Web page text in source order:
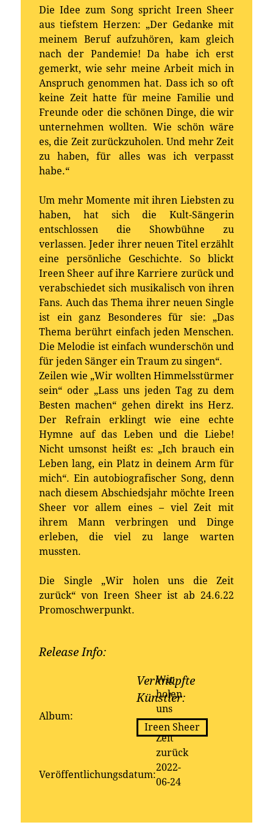
Die Idee zum Song spricht Ireen Sheer
aus tiefstem Herzen: „Der Gedanke mit
meinem Beruf aufzuhören, kam gleich
nach der Pandemie! Da habe ich erst
gemerkt, wie sehr meine Arbeit mich in
Anspruch genommen hat. Dass ich so oft
keine Zeit hatte für meine Familie und
Freunde oder die schönen Dinge, die wir
unternehmen wollten. Wie schön wäre
es, die Zeit zurückzuholen. Und mehr Zeit
zu haben, für alles was ich verpasst
habe.“
Um mehr Momente mit ihren Liebsten zu
haben, hat sich die Kult-Sängerin
entschlossen die Showbühne zu
verlassen. Jeder ihrer neuen Titel erzählt
eine persönliche Geschichte. So blickt
Ireen Sheer auf ihre Karriere zurück und
verabschiedet sich musikalisch von ihren
Fans. Auch das Thema ihrer neuen Single
ist ein ganz Besonderes für sie: „Das
Thema berührt einfach jeden Menschen.
Die Melodie ist einfach wunderschön und
für jeden Sänger ein Traum zu singen“.
Zeilen wie „Wir wollten Himmelsstürmer
sein“ oder „Lass uns jeden Tag zu dem
Besten machen“ gehen direkt ins Herz.
Der Refrain erklingt wie eine echte
Hymne auf das Leben und die Liebe!
Nicht umsonst heißt es: „Ich brauch ein
Leben lang, ein Platz in deinem Arm für
mich“. Ein autobiografischer Song, denn
nach diesem Abschiedsjahr möchte Ireen
Sheer vor allem eines – viel Zeit mit
ihrem Mann verbringen und Dinge
erleben, die viel zu lange warten
mussten.
Die Single „Wir holen uns die Zeit
zurück“ von Ireen Sheer ist ab 24.6.22
Promoschwerpunkt.
Release Info:
Album:
Wir
holen
uns
die
Zeit
zurück
Veröffentlichungsdatum:
2022-
06-24
Verknüpfte
Künstler:
Ireen Sheer